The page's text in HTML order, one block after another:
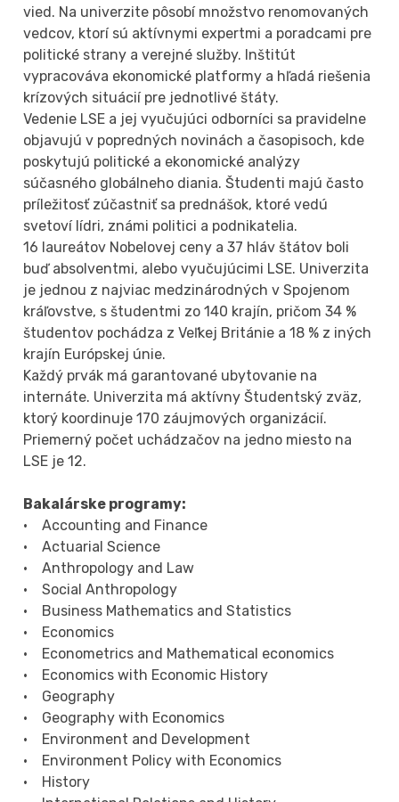
vied. Na univerzite pôsobí množstvo renomovaných
vedcov, ktorí sú aktívnymi expertmi a poradcami pre
politické strany a verejné služby. Inštitút
vypracováva ekonomické platformy a hľadá riešenia
krízových situácií pre jednotlivé štáty.
Vedenie LSE a jej vyučujúci odborníci sa pravidelne
objavujú v popredných novinách a časopisoch, kde
poskytujú politické a ekonomické analýzy
súčasného globálneho diania. Študenti majú často
príležitosť zúčastniť sa prednášok, ktoré vedú
svetoví lídri, známi politici a podnikatelia.
16 laureátov Nobelovej ceny a 37 hláv štátov boli
buď absolventmi, alebo vyučujúcimi LSE. Univerzita
je jednou z najviac medzinárodných v Spojenom
kráľovstve, s študentmi zo 140 krajín, pričom 34 %
študentov pochádza z Veľkej Británie a 18 % z iných
krajín Európskej únie.
Každý prvák má garantované ubytovanie na
internáte. Univerzita má aktívny Študentský zväz,
ktorý koordinuje 170 záujmových organizácií.
Priemerný počet uchádzačov na jedno miesto na
LSE je 12.
Bakalárske programy:
• Accounting and Finance
• Actuarial Science
• Anthropology and Law
• Social Anthropology
• Business Mathematics and Statistics
• Economics
• Econometrics and Mathematical economics
• Economics with Economic History
• Geography
• Geography with Economics
• Environment and Development
• Environment Policy with Economics
• History